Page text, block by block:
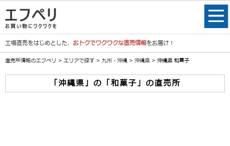
工場直売をはじめとした、 おトクでワクワクな直売情報をお届け！
直売所情報のエフペリ > エリアで探す > 九州・沖縄 > 沖縄県 > 沖縄県 和菓子
「沖縄県」の「和菓子」の直売所